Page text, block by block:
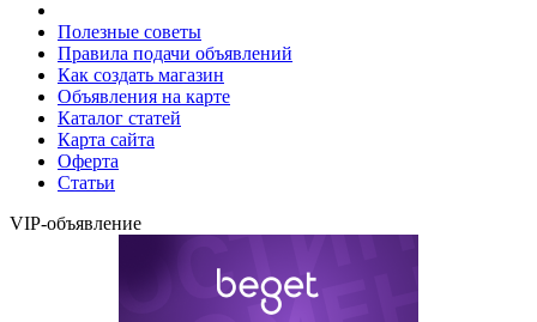
Полезные советы
Правила подачи объявлений
Как создать магазин
Объявления на карте
Каталог статей
Карта сайта
Оферта
Статьи
VIP-объявление